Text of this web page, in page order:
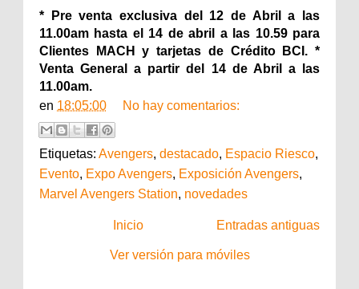
* Pre venta exclusiva del 12 de Abril a las
11.00am hasta el 14 de abril a las 10.59 para
Clientes MACH y tarjetas de Crédito BCI. *
Venta General a partir del 14 de Abril a las
11.00am.
en 18:05:00 No hay comentarios:
Etiquetas: Avengers, destacado, Espacio Riesco,
Evento, Expo Avengers, Exposición Avengers,
Marvel Avengers Station, novedades
Entradas antiguas
Inicio
Ver versión para móviles